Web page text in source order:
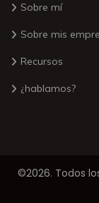
Sobre mí
Sobre mis
Recursos
¿hablamos?
©2026. Todos